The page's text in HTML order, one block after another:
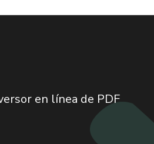
en línea de PDF